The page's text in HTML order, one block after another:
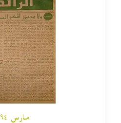
مارس ١٩٩٤